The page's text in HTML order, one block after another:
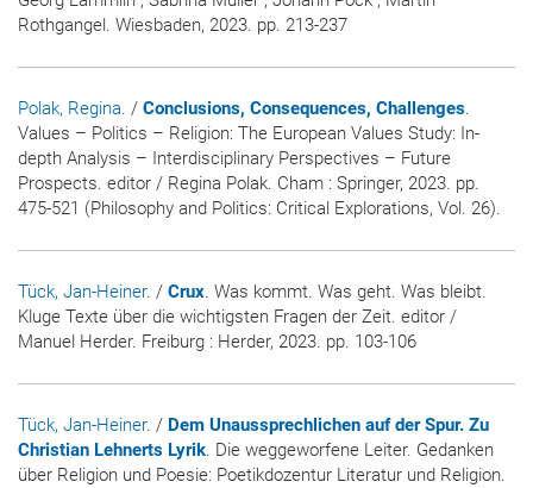
Rothgangel. Wiesbaden, 2023. pp. 213-237
Polak, Regina. / Conclusions, Consequences, Challenges.
Values – Politics – Religion: The European Values Study: In-
depth Analysis – Interdisciplinary Perspectives – Future
Prospects. editor / Regina Polak. Cham : Springer, 2023. pp.
475-521 (Philosophy and Politics: Critical Explorations, Vol. 26).
Tück, Jan-Heiner. / Crux. Was kommt. Was geht. Was bleibt.
Kluge Texte über die wichtigsten Fragen der Zeit. editor /
Manuel Herder. Freiburg : Herder, 2023. pp. 103-106
Tück, Jan-Heiner. / Dem Unaussprechlichen auf der Spur. Zu
Christian Lehnerts Lyrik. Die weggeworfene Leiter. Gedanken
über Religion und Poesie: Poetikdozentur Literatur und Religion.